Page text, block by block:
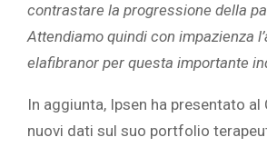
contrastare la progressione della
Attendiamo quindi con impazienza
elafibranor per questa importante
In aggiunta, Ipsen ha presentato al
nuovi dati sul suo portfolio